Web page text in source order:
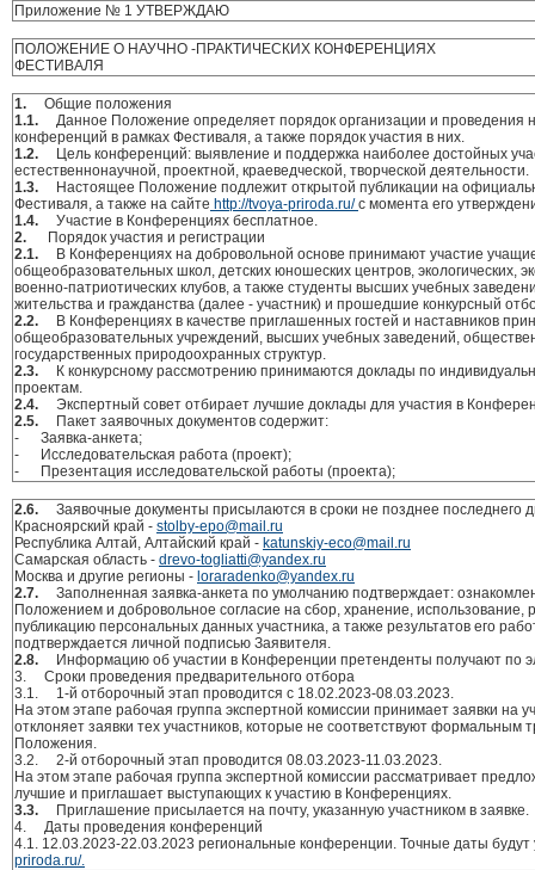
Приложение № 1 УТВЕРЖДАЮ
ПОЛОЖЕНИЕ О НАУЧНО -ПРАКТИЧЕСКИХ КОНФЕРЕНЦИЯХ
ФЕСТИВАЛЯ
1. Общие положения
1.1. Данное Положение определяет порядок организации и проведения
конференций в рамках Фестиваля, а также порядок участия в них.
1.2. Цель конференций: выявление и поддержка наиболее достойных
естественнонаучной, проектной, краеведческой, творческой деятельности.
1.3. Настоящее Положение подлежит открытой публикации на
Фестиваля, а также на сайте http://tvoya-priroda.ru/с момента его
1.4. Участие в Конференциях бесплатное.
2. Порядок участия и регистрации
2.1. В Конференциях на добровольной основе принимают участие
общеобразовательных школ, детских юношеских центров, экологических,
военно-патриотических клубов, а также студенты высших учебных
жительства и гражданства (далее - участник) и прошедшие конкурсный
2.2. В Конференциях в качестве приглашенных гостей и наставников
общеобразовательных учреждений, высших учебных заведений,
государственных природоохранных структур.
2.3. К конкурсному рассмотрению принимаются доклады по
проектам.
2.4. Экспертный совет отбирает лучшие доклады для участия в
2.5. Пакет заявочных документов содержит:
- Заявка-анкета;
- Исследовательская работа (проект);
- Презентация исследовательской работы (проекта);
2.6. Заявочные документы присылаются в сроки не позднее последнего
Красноярский край - stolby-epo@mail.ru
Республика Алтай, Алтайский край - katunskiy-eco@mail.ru
Самарская область - drevo-togliatti@yandex.ru
Москва и другие регионы - loraradenko@yandex.ru
2.7. Заполненная заявка-анкета по умолчанию подтверждает:
Положением и добровольное согласие на сбор, хранение, использование,
публикацию персональных данных участника, а также результатов его
подтверждается личной подписью Заявителя.
2.8. Информацию об участии в Конференции претенденты получают по
3. Сроки проведения предварительного отбора
3.1. 1-й отборочный этап проводится с 18.02.2023-08.03.2023.
На этом этапе рабочая группа экспертной комиссии принимает заявки на
отклоняет заявки тех участников, которые не соответствуют формальным
Положения.
3.2. 2-й отборочный этап проводится 08.03.2023-11.03.2023.
На этом этапе рабочая группа экспертной комиссии рассматривает
лучшие и приглашает выступающих к участию в Конференциях.
3.3. Приглашение присылается на почту, указанную участником в заявке.
4. Даты проведения конференций
4.1. 12.03.2023-22.03.2023 региональные конференции. Точные даты будут
priroda.ru/.